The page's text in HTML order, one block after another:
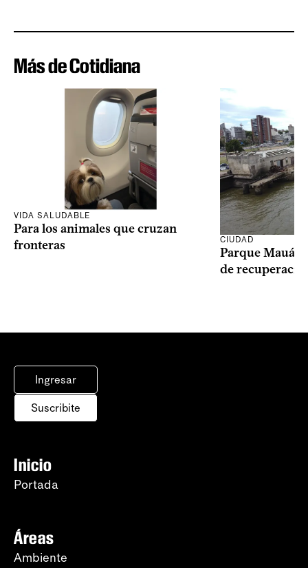
Más de Cotidiana
VIDA SALUDABLE
Para los animales que cruzan
fronteras
CIUDAD
Parque Mauá
de
Ingresar
Suscribite
Inicio
Portada
Áreas
Ambiente